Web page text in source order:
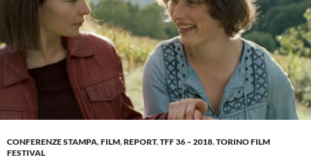
CONFERENZE STAMPA,FILM,REPORT,TFF 36 – 2018,TORINO FILM
FESTIVAL